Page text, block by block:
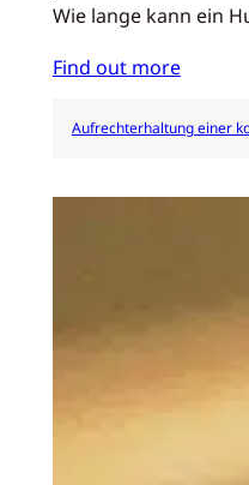
Wie lange kann ein
Find out more
Aufrechterhaltung einer